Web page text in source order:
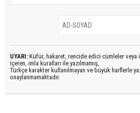
UYARI: Küfür, hakaret, rencide edici cümleler veya
içeren, imla kuralları ile yazılmamış,
Türkçe karakter kullanılmayan ve büyük harflerle
onaylanmamaktadır.